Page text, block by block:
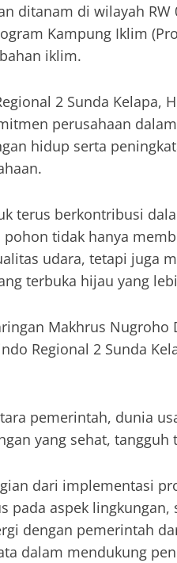
ditanam di wilayah RW
Kampung Iklim
iklim.
2 Sunda
perusahaan
hidup serta
terus berkontribusi
tidak hanya
udara, tetapi juga
terbuka hijau yang
Makhrus
Regional 2 Sunda
pemerintah, dunia
yang sehat,
dari implementasi
pada aspek
dengan pemerintah
dalam mendukung